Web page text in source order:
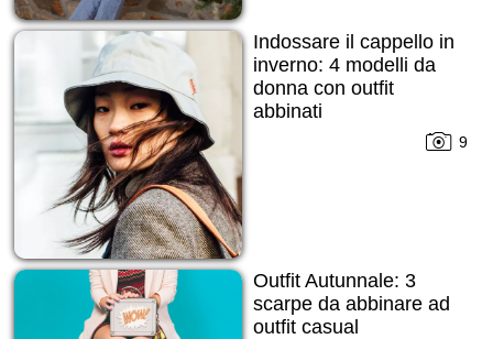
Indossare il cappello in
inverno: 4 modelli da
donna con outfit
abbinati
9
Outfit Autunnale: 3
scarpe da abbinare ad
outfit casual